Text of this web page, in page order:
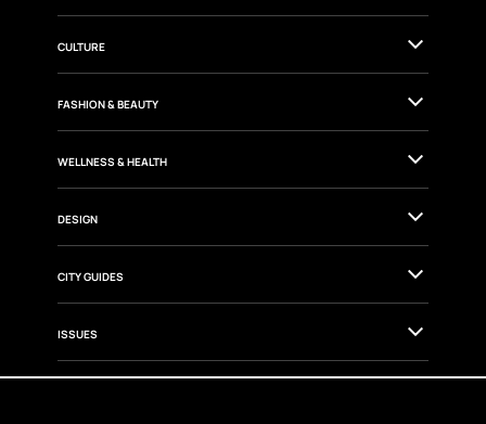
TRAVEL
GOURMET
CULTURE
FASHION & BEAUTY
WELLNESS & HEALTH
DESIGN